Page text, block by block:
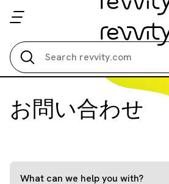
お問い合わせ
What can we help you with?